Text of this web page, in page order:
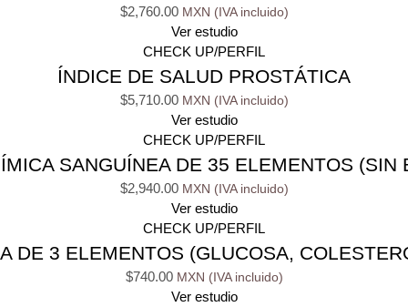
$2,760.00
Ver estudio
CHECK UP/PERFIL
ÍNDICE DE SALUD PROSTÁTICA
$5,710.00
Ver estudio
CHECK UP/PERFIL
SANGUÍNEA DE 35 ELEMENTOS (SIN
$2,940.00
Ver estudio
CHECK UP/PERFIL
DE 3 ELEMENTOS (GLUCOSA,
$740.00
Ver estudio